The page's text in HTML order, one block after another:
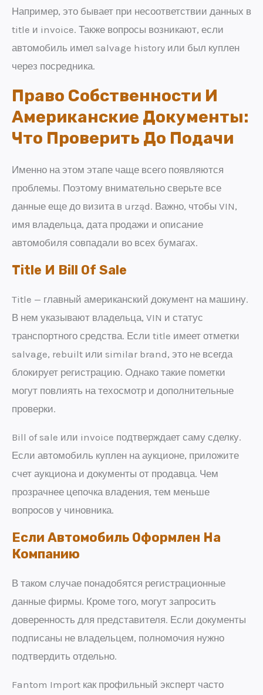
Например, это бывает при несоответствии данных в
title и invoice. Также вопросы возникают, если
автомобиль имел salvage history или был куплен
через посредника.
Право Собственности И
Американские Документы:
Что Проверить До Подачи
Именно на этом этапе чаще всего появляются
проблемы. Поэтому внимательно сверьте все
данные еще до визита в urząd. Важно, чтобы VIN,
имя владельца, дата продажи и описание
автомобиля совпадали во всех бумагах.
Title И Bill Of Sale
Title — главный американский документ на машину.
В нем указывают владельца, VIN и статус
транспортного средства. Если title имеет отметки
salvage, rebuilt или similar brand, это не всегда
блокирует регистрацию. Однако такие пометки
могут повлиять на техосмотр и дополнительные
проверки.
Bill of sale или invoice подтверждает саму сделку.
Если автомобиль куплен на аукционе, приложите
счет аукциона и документы от продавца. Чем
прозрачнее цепочка владения, тем меньше
вопросов у чиновника.
Если Автомобиль Оформлен На
Компанию
В таком случае понадобятся регистрационные
данные фирмы. Кроме того, могут запросить
доверенность для представителя. Если документы
подписаны не владельцем, полномочия нужно
подтвердить отдельно.
Fantom Import как профильный эксперт часто